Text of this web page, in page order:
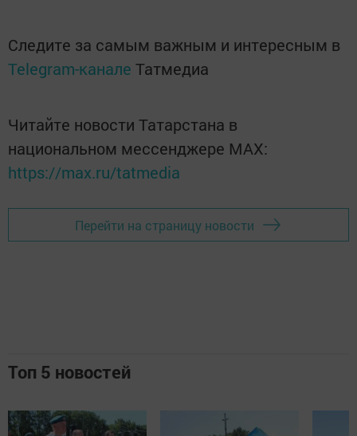
Следите за самым важным и интересным в
Telegram-канале Татмедиа
Читайте новости Татарстана в
национальном мессенджере MАХ:
https://max.ru/tatmedia
Перейти на страницу новости
Топ 5 новостей